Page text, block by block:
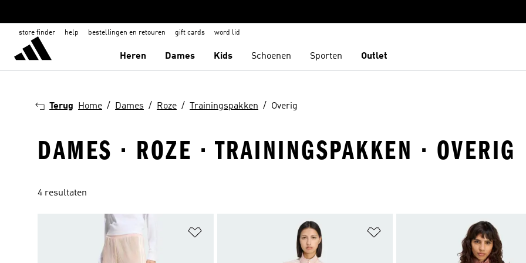
store finder help bestellingen en retouren gift cards word lid
Heren Dames Kids Schoenen Sporten Outlet
Terug Home Dames Roze Trainingspakken Overig
DAMES · ROZE · TRAININGSPAKKEN · OVERIG
4 resultaten
Op verlanglijst zetten